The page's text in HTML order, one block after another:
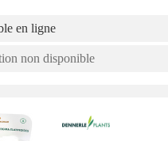
en ligne
non disponible